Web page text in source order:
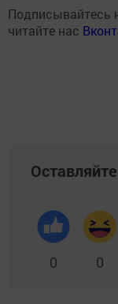
Подписывайтесь
читайте нас
0 0